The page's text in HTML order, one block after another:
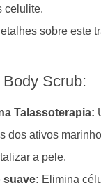
celulite.
sobre este
Scrub:
Talassoterapia:
dos ativos
a pele.
suave: Elimina